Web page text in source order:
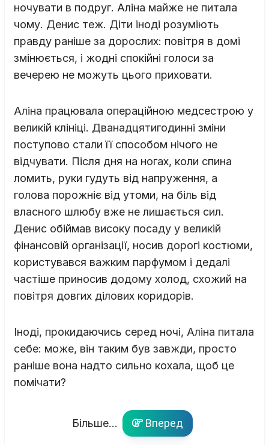
ночувати в подруг. Аліна майже не питала
чому. Денис теж. Діти іноді розуміють
правду раніше за дорослих: повітря в домі
змінюється, і жодні спокійні голоси за
вечерею не можуть цього приховати.
Аліна працювала операційною медсестрою у
великій клініці. Дванадцятигодинні зміни
поступово стали її способом нічого не
відчувати. Після дня на ногах, коли спина
ломить, руки гудуть від напруження, а
голова порожніє від утоми, на біль від
власного шлюбу вже не лишається сил.
Денис обіймав високу посаду у великій
фінансовій організації, носив дорогі костюми,
користувався важким парфумом і дедалі
частіше приносив додому холод, схожий на
повітря довгих ділових коридорів.
Іноді, прокидаючись серед ночі, Аліна питала
себе: може, він таким був завжди, просто
раніше вона надто сильно кохала, щоб це
помічати?
Більше... Вперед